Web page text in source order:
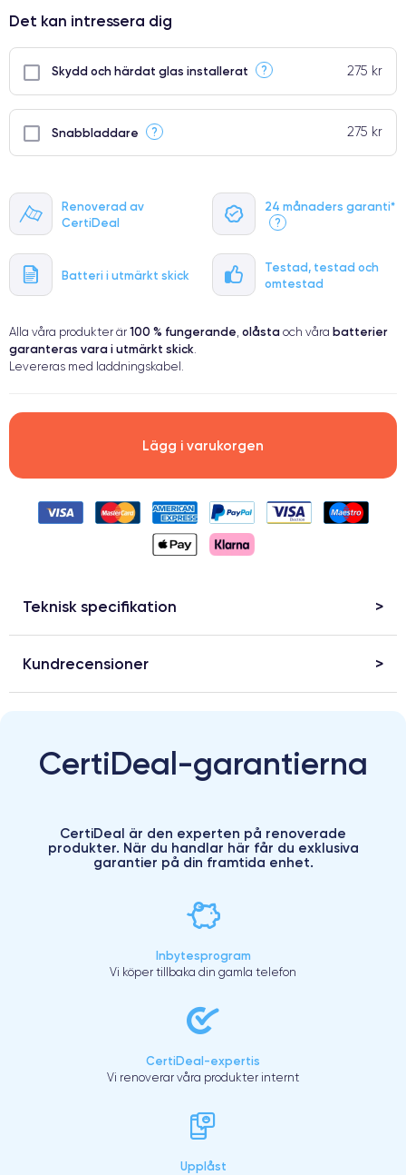
Renoverad av
CertiDeal
24 månaders garanti*
?
Batteri i utmärkt skick
Testad, testad och
omtestad
Det kan intressera dig
Skydd och härdat glas installerat ? 275 kr
Snabbladdare ? 275 kr
Alla våra produkter är 100 % fungerande, olåsta och våra batterier
garanteras vara i utmärkt skick.
Levereras med laddningskabel.
Lägg i varukorgen
Teknisk specifikation
Kundrecensioner
CertiDeal-garantierna
CertiDeal är den experten på renoverade
produkter. När du handlar här får du exklusiva
garantier på din framtida enhet.
Inbytesprogram
Vi köper tillbaka din gamla telefon
CertiDeal-expertis
Vi renoverar våra produkter internt
Upplåst